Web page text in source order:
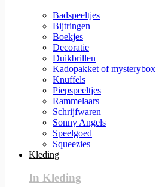
Badspeeltjes
Bijtringen
Boekjes
Decoratie
Duikbrillen
Kadopakket of mysterybox
Knuffels
Piepspeeltjes
Rammelaars
Schrijfwaren
Sonny Angels
Speelgoed
Squeezies
Kleding
In Kleding